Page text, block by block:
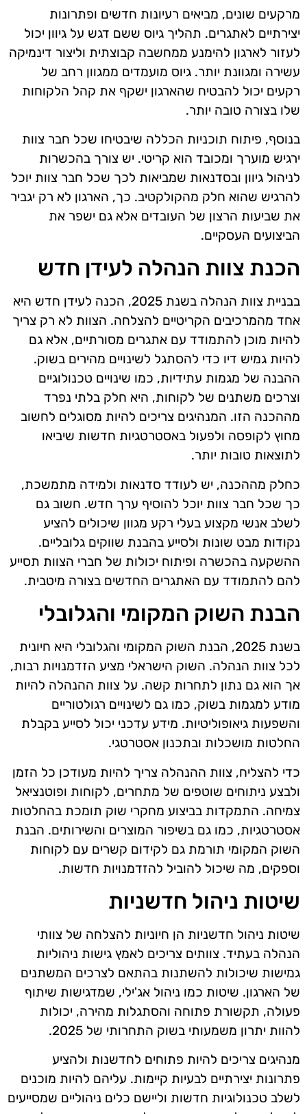
מרקעים שונים, מביאים רעיונות חדשים ופתרונות
יצירתיים לאתגרים. תהליך גיוס ששם דגש על גיוון יכול
לעזור לארגון להימנע ממחשבה קבוצתית וליצור דינמיקה
עשירה ומגוונת יותר. גיוס מועמדים ממגוון רחב של
רקעים יכול להבטיח שהארגון ישקף את קהל הלקוחות
שלו בצורה טובה יותר.
בנוסף, פיתוח תוכניות הכללה שיבטיחו שכל חבר צוות
ירגיש מוערך ומכובד הוא קריטי. יש צורך בהכשרות
לניהול גיוון ובסדנאות שמביאות לכך שכל חבר צוות יוכל
להרגיש שהוא חלק מהקולקטיב. כך, הארגון לא רק יגביר
את שביעות הרצון של העובדים אלא גם ישפר את
הביצועים העסקיים.
הכנת צוות הנהלה לעידן חדש
בבניית צוות הנהלה בשנת 2025, הכנה לעידן חדש היא
אחד מהמרכיבים הקריטיים להצלחה. הצוות לא רק צריך
להיות מוכן להתמודד עם אתגרים מסורתיים, אלא גם
להיות גמיש דיו כדי להסתגל לשינויים מהירים בשוק.
ההבנה של מגמות עתידיות, כמו שינויים טכנולוגיים
וצרכים משתנים של לקוחות, היא חלק בלתי נפרד
מההכנה הזו. המנהיגים צריכים להיות מסוגלים לחשוב
מחוץ לקופסה ולפעול באסטרטגיות חדשות שיביאו
לתוצאות טובות יותר.
כחלק מההכנה, יש לעודד סדנאות ולמידה מתמשכת,
כך שכל חבר צוות יוכל להוסיף ערך חדש. חשוב גם
לשלב אנשי מקצוע בעלי רקע מגוון שיכולים להציע
נקודות מבט שונות ולסייע בהבנת שווקים גלובליים.
ההשקעה בהכשרה ופיתוח יכולות של חברי הצוות תסייע
להם להתמודד עם האתגרים החדשים בצורה מיטבית.
הבנת השוק המקומי והגלובלי
בשנת 2025, הבנת השוק המקומי והגלובלי היא חיונית
לכל צוות הנהלה. השוק הישראלי מציע הזדמנויות רבות,
אך הוא גם נתון לתחרות קשה. על צוות ההנהלה להיות
מודע למגמות בשוק, כמו גם לשינויים רגולטוריים
והשפעות גיאופוליטיות. מידע עדכני יכול לסייע בקבלת
החלטות מושכלות ובתכנון אסטרטגי.
כדי להצליח, צוות ההנהלה צריך להיות מעודכן כל הזמן
ולבצע ניתוחים שוטפים של מתחרים, לקוחות ופוטנציאל
צמיחה. התמקדות בביצוע מחקרי שוק תומכת בהחלטות
אסטרטגיות, כמו גם בשיפור המוצרים והשירותים. הבנת
השוק המקומי תורמת גם לקידום קשרים עם לקוחות
וספקים, מה שיכול להוביל להזדמנויות חדשות.
שיטות ניהול חדשניות
שיטות ניהול חדשניות הן חיוניות להצלחה של צוותי
הנהלה בעתיד. צוותים צריכים לאמץ גישות ניהוליות
גמישות שיכולות להשתנות בהתאם לצרכים המשתנים
של הארגון. שיטות כמו ניהול אג'ילי, שמדגישות שיתוף
פעולה, תקשורת פתוחה והסתגלות מהירה, יכולות
להוות יתרון משמעותי בשוק התחרותי של 2025.
מנהיגים צריכים להיות פתוחים לחדשנות ולהציע
פתרונות יצירתיים לבעיות קיימות. עליהם להיות מוכנים
לשלב טכנולוגיות חדשות וליישם כלים ניהוליים שמסייעים